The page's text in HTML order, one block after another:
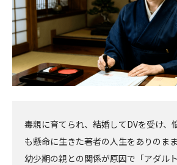
毒親に育てられ、結婚してDVを受け、
も懸命に生きた著者の人生をありのま
幼少期の親との関係が原因で「アダル